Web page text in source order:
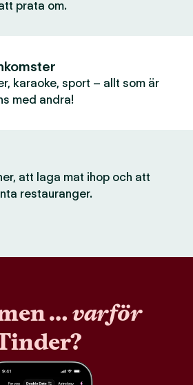
prata om.
karaoke, sport – allt som är
med andra!
att laga mat ihop och att
restauranger.
…varför